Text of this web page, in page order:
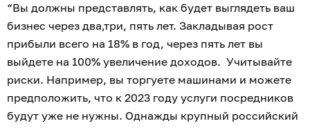
“Вы должны представлять, как будет выглядеть ваш
бизнес через два,три, пять лет. Закладывая рост
прибыли всего на 18% в год, через пять лет вы
выйдете на 100% увеличение доходов. Учитывайте
риски. Например, вы торгуете машинами и можете
предположить, что к 2023 году услуги посредников
будут уже не нужны. Однажды крупный российский